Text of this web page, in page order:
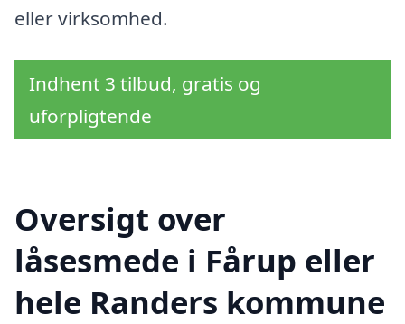
eller virksomhed.
Indhent 3 tilbud, gratis og
uforpligtende
Oversigt over
låsesmede i Fårup eller
hele Randers kommune